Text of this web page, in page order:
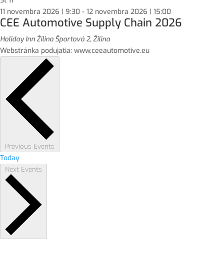
11 novembra 2026 | 9:30 - 12 novembra 2026 | 15:00
CEE Automotive Supply Chain 2026
Holiday Inn Žilina Športová 2, Žilina
Webstránka podujatia: www.ceeautomotive.eu
Previous Events
Today
Next Events